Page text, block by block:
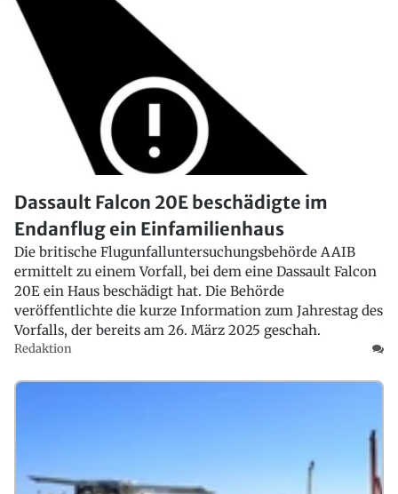
Dassault Falcon 20E beschädigte im
Endanflug ein Einfamilienhaus
Die britische Flugunfalluntersuchungsbehörde AAIB
ermittelt zu einem Vorfall, bei dem eine Dassault Falcon
20E ein Haus beschädigt hat. Die Behörde
veröffentlichte die kurze Information zum Jahrestag des
Vorfalls, der bereits am 26. März 2025 geschah.
Redaktion